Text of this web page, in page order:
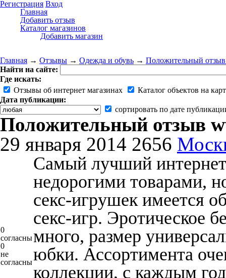
Регистрация Вход
Главная
Добавить отзыв
Каталог магазинов
Добавить магазин
Главная → Отзывы → Одежда и обувь → Положительный
Найти на сайте:
Где искать:
Отзывы об интернет магазинах
Каталог объектов на
Дата публикации:
сортировать по дате
Положительный отзыв
29 января 2014 2656
0
согласны
0
не
согласны
Самый лучший
недорогими товарами,
секс-игрушек имеется
секс-игр. Эротическое
много, размер
юбки. Ассортимента
коллекции, с каждым